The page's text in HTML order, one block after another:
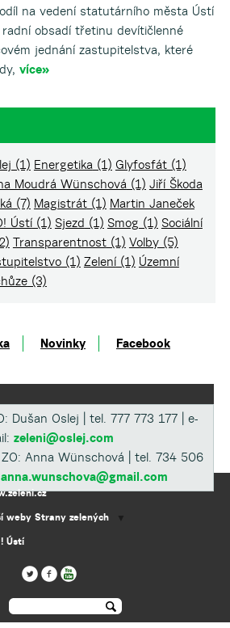
na vedení statutárního města Ústí
obsadí třetinu devítičlenné
jednání zastupitelstva, které
více»
(1) Energetika(1) Glyfosfát(1)
Moudrá Wünschová(1) Jiří Škoda
(7) Magistrát(1) Martin Janeček
Ústí(1) Sjezd (1) Smog (1) Sociální
Transparentnost(1) Volby(5)
(1) Zelení(1) Územní
(3)
Novinky Facebook
Dušan Oslej | tel. 777 773 177 | e-
zeleni@oslej.com
Anna Wünschová | tel. 734 506
anna.wunschova@gmail.com
weby Strany zelených
▼
Ústí